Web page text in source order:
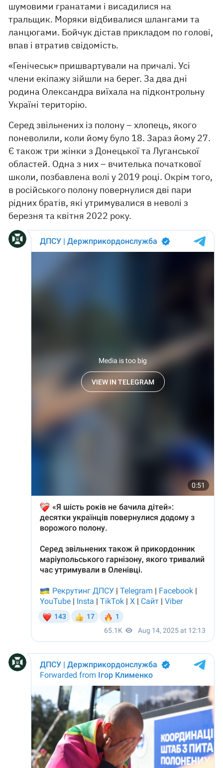
шумовими гранатами і висадилися на
тральщик. Моряки відбивалися шлангами та
ланцюгами. Бойчук дістав прикладом по голові,
впав і втратив свідомість.
«Генічеськ» пришвартували на причалі. Усі
члени екіпажу зійшли на берег. За два дні
родина Олександра виїхала на підконтрольну
Україні територію.
Серед звільнених із полону – хлопець, якого
поневолили, коли йому було 18. Зараз йому 27.
Є також три жінки з Донецької та Луганської
областей. Одна з них – вчителька початкової
школи, позбавлена волі у 2019 році. Окрім того,
в російського полону повернулися дві пари
рідних братів, які утримувалися в неволі з
березня та квітня 2022 року.